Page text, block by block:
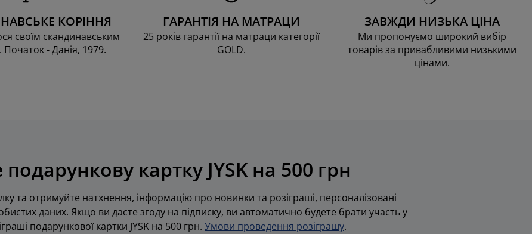
КОРІННЯ
своїм скандинавським
Початок - Данія, 1979.
ГАРАНТІЯ НА МАТРАЦИ
25 років гарантії на матраци категорії
GOLD.
ЗАВЖДИ НИЗЬКА ЦІНА
Ми пропонуємо широкий вибір
товарів за привабливими низькими
цінами.
картку JYSK на 500 грн
та отримуйте натхнення, інформацію про новинки та розіграші, персоналізовані
даних. Якщо ви дасте згоду на підписку, ви автоматично будете брати участь у
подарункової картки JYSK на 500 грн. Умови проведення розіграшу.